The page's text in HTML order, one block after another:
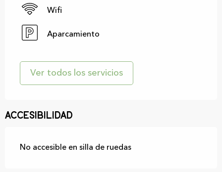
Wifi
Aparcamiento
Ver todos los servicios
Accesibilidad
No accesible en silla de ruedas